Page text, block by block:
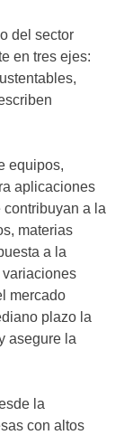
del sector
en tres ejes:
equipos,
aplicaciones
a la
materias
a la
mercado
plazo la
asegure la
la
con altos